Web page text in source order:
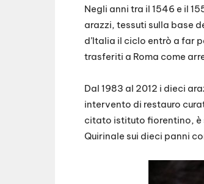
Negli anni tra il 1546 e il
arazzi, tessuti sulla base
d’Italia il ciclo entrò a far
trasferiti a Roma come
Dal 1983 al 2012 i dieci
intervento di restauro
citato istituto fiorentino, è
Quirinale sui dieci panni